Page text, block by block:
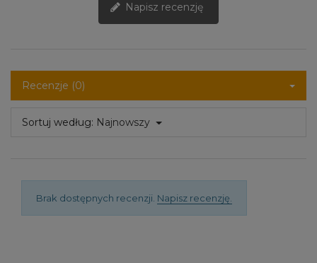
Napisz recenzję
Recenzje (0)
Sortuj według: Najnowszy
Brak dostępnych recenzji. Napisz recenzję.